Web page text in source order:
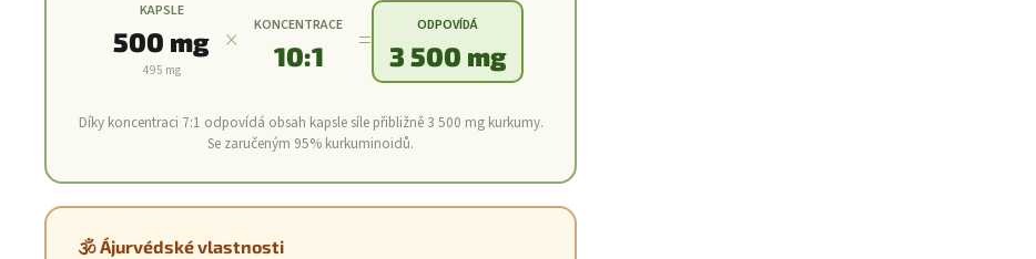
KAPSLE
500 mg
495 mg
× KONCENTRACE
10:1 = ODPOVÍDÁ
3 500 mg
Díky koncentraci 7:1 odpovídá obsah kapsle síle přibližně 3 500 mg kurkumy.
Se zaručeným 95% kurkuminoidů.
🕉️ Ájurvédské vlastnosti